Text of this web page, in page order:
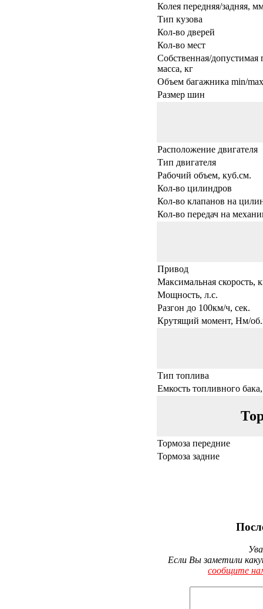
Колея передняя/задняя,
Тип кузова
Кол-во дверей
Кол-во мест
Собственная/допустимая
масса, кг
Объем багажника min/
Размер шин
Расположение двигателя
Тип двигателя
Рабочий объем, куб.см.
Кол-во цилиндров
Кол-во клапанов на
Кол-во передач на
Привод
Максимальная скорость,
Мощность, л.с.
Разгон до 100км/ч, сек.
Крутящий момент, Нм/
Тип топлива
Емкость топливного
Тормоза передние
Тормоза задние
Если Вы заметили
сообщите